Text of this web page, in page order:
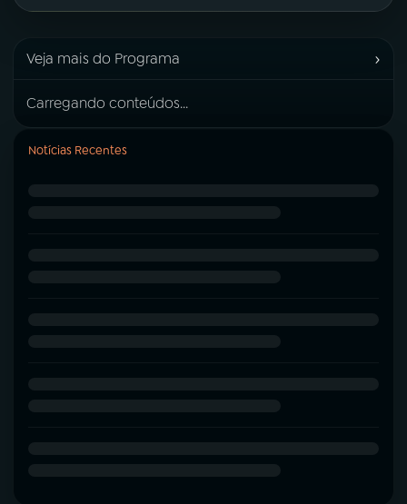
Veja mais do Programa ›
Carregando conteúdos...
Notícias Recentes